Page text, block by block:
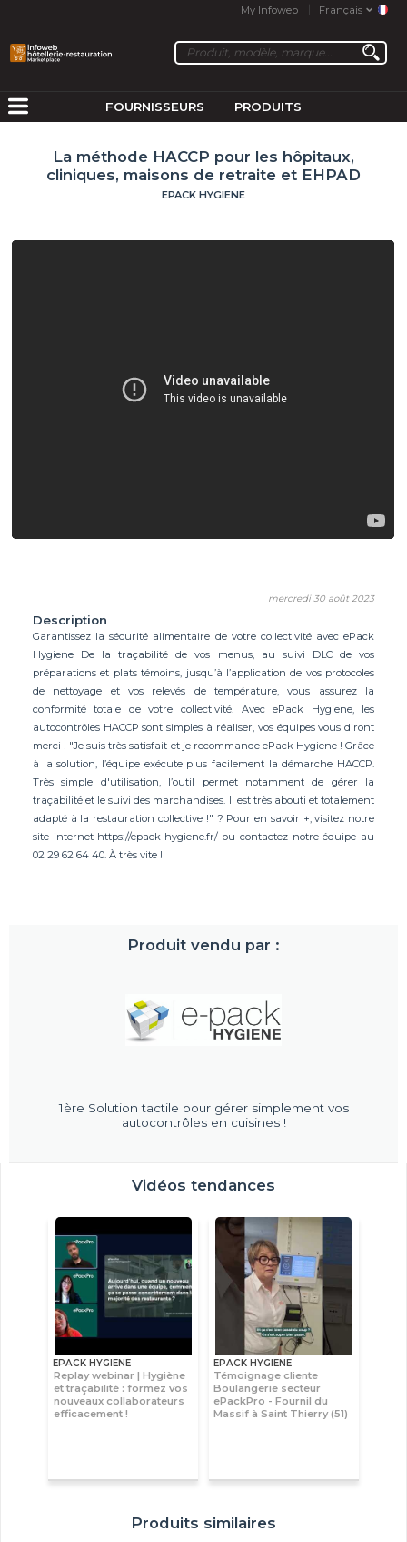
My Infoweb Français
FOURNISSEURS PRODUITS
La méthode HACCP pour les hôpitaux,
cliniques, maisons de retraite et EHPAD
EPACK HYGIENE
mercredi 30 août 2023
Description
Garantissez la sécurité alimentaire de votre collectivité avec ePack
Hygiene De la traçabilité de vos menus, au suivi DLC de vos
préparations et plats témoins, jusqu’à l’application de vos protocoles
de nettoyage et vos relevés de température, vous assurez la
conformité totale de votre collectivité. Avec ePack Hygiene, les
autocontrôles HACCP sont simples à réaliser, vos équipes vous diront
merci ! "Je suis très satisfait et je recommande ePack Hygiene ! Grâce
à la solution, l’équipe exécute plus facilement la démarche HACCP.
Très simple d'utilisation, l’outil permet notamment de gérer la
traçabilité et le suivi des marchandises. Il est très abouti et totalement
adapté à la restauration collective !" ? Pour en savoir +, visitez notre
site internet https://epack-hygiene.fr/ ou contactez notre équipe au
02 29 62 64 40. À très vite !
Produit vendu par :
1ère Solution tactile pour gérer simplement vos
autocontrôles en cuisines !
Vidéos tendances
EPACK HYGIENE
Replay webinar | Hygiène
et traçabilité : formez vos
nouveaux collaborateurs
efficacement !
EPACK HYGIENE
Témoignage cliente
Boulangerie secteur
ePackPro - Fournil du
Massif à Saint Thierry (51)
Produits similaires